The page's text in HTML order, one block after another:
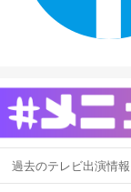
過去のテレビ出演情報